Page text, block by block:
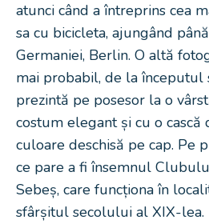
atunci când a întreprins cea
sa cu bicicleta, ajungând
Germaniei, Berlin. O altă
mai probabil, de la
prezintă pe posesor la o
costum elegant și cu o cască
culoare deschisă pe cap. Pe
ce pare a fi însemnul
Sebeș, care funcționa în
sfârșitul secolului al XIX-